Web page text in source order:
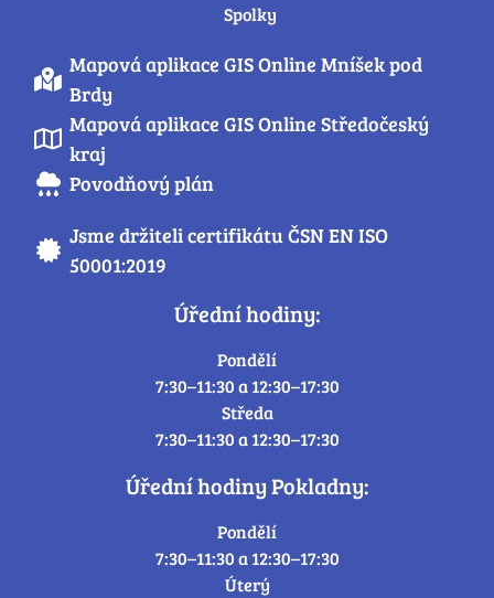
Spolky
Mapová aplikace GIS Online Mníšek pod
Brdy
Mapová aplikace GIS Online Středočeský
kraj
Povodňový plán
Jsme držiteli certifikátu ČSN EN ISO
50001:2019
Úřední hodiny:
Pondělí
7:30–11:30 a 12:30–17:30
Středa
7:30–11:30 a 12:30–17:30
Úřední hodiny Pokladny:
Pondělí
7:30–11:30 a 12:30–17:30
Úterý